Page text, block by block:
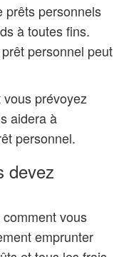
prêts personnels
à toutes fins.
personnel peut
prévoyez
aidera à
personnel.
devez
comment vous
emprunter